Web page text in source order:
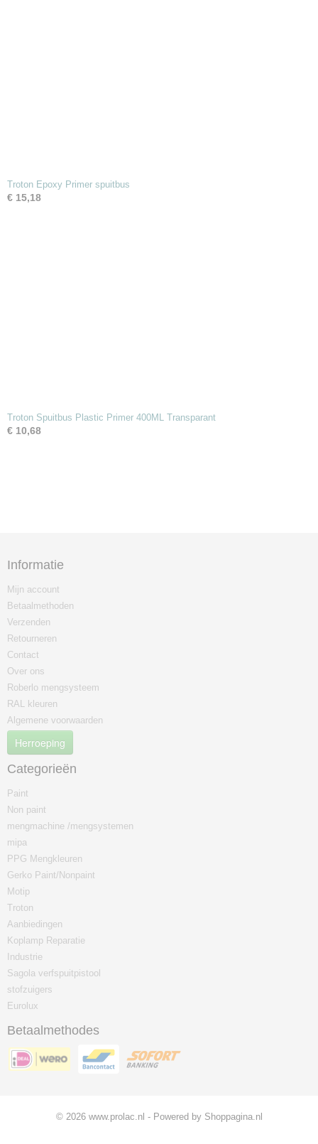
Troton Epoxy Primer spuitbus
€ 15,18
Troton Spuitbus Plastic Primer 400ML Transparant
€ 10,68
Informatie
Mijn account
Betaalmethoden
Verzenden
Retourneren
Contact
Over ons
Roberlo mengsysteem
RAL kleuren
Algemene voorwaarden
Herroeping
Categorieën
Paint
Non paint
mengmachine /mengsystemen
mipa
PPG Mengkleuren
Gerko Paint/Nonpaint
Motip
Troton
Aanbiedingen
Koplamp Reparatie
Industrie
Sagola verfspuitpistool
stofzuigers
Eurolux
Betaalmethodes
© 2026 www.prolac.nl - Powered by Shoppagina.nl